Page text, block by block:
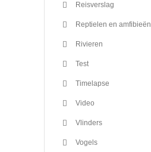
Reisverslag
Reptielen en amfibieën
Rivieren
Test
Timelapse
Video
Vlinders
Vogels